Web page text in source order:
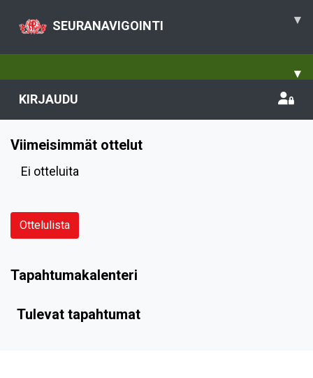
SEURANAVIGOINTI ▾
▾
KIRJAUDU
Viimeisimmät ottelut
Ei otteluita
Ottelulista
Tapahtumakalenteri
Tulevat tapahtumat